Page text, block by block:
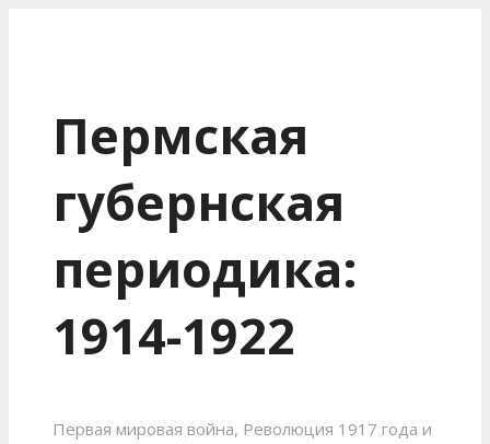
Пермская
губернская
периодика:
1914-1922
Первая мировая война, Революция 1917 года и